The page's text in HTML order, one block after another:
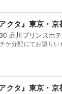
クタ』東京・京
品川プリンスホ
ケ分配にてお譲りい
クタ』東京・京